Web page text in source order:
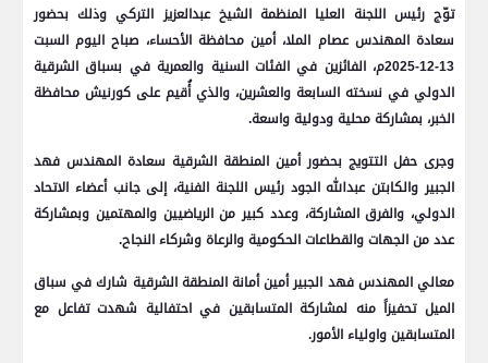
توّج رئيس اللجنة العليا المنظمة الشيخ عبدالعزيز التركي وذلك بحضور
سعادة المهندس عصام الملا، أمين محافظة الأحساء، صباح اليوم السبت
13-12-2025م، الفائزين في الفئات السنية والعمرية في بسباق الشرقية
الدولي في نسخته السابعة والعشرين، والذي أُقيم على كورنيش محافظة
الخبر، بمشاركة محلية ودولية واسعة.
وجرى حفل التتويج بحضور أمين المنطقة الشرقية سعادة المهندس فهد
الجبير والكابتن عبدالله الجود رئيس اللجنة الفنية، إلى جانب أعضاء الاتحاد
الدولي، والفرق المشاركة، وعدد كبير من الرياضيين والمهتمين وبمشاركة
عدد من الجهات والقطاعات الحكومية والرعاة وشركاء النجاح.
معالي المهندس فهد الجبير أمين أمانة المنطقة الشرقية شارك في سباق
الميل تحفيزاً منه لمشاركة المتسابقين في احتفالية شهدت تفاعل مع
المتسابقين واولياء الأمور.